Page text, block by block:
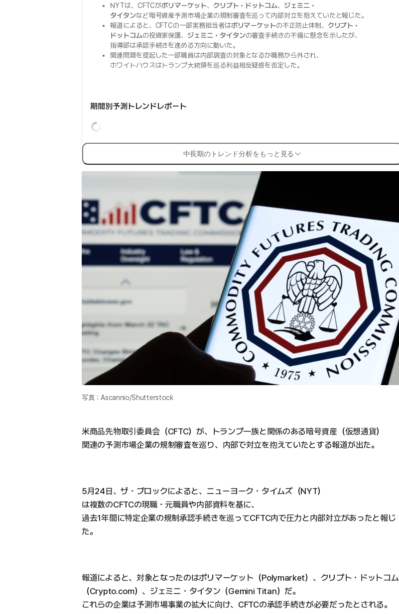
NYTは、CFTCがポリマーケット、 クリプト・ドットコム、 ジェミニ・
タイタンなど暗号資産予測市場企業の規制審査を巡って内部対立を抱えていたと報じた。
報道によると、CFTCの一部実務担当者はポリマーケットの不正防止体制、 クリプト・
ドットコムの投資家保護、 ジェミニ・タイタンの審査手続きの不備に懸念を示したが、
指導部は承認手続きを進める方向に動いた。
関連問題を提起した一部職員は内部調査の対象となるか職務から外され、
ホワイトハウスはトランプ大統領を巡る利益相反疑惑を否定した。
期間別予測トレンドレポート
中長期のトレンド分析をもっと見る
写真：Ascannio/Shutterstock
米商品先物取引委員会（CFTC）が、トランプ一族と関係のある暗号資産（仮想通貨）
関連の予測市場企業の規制審査を巡り、内部で対立を抱えていたとする報道が出た。
5月24日、ザ・ブロックによると、ニューヨーク・タイムズ（NYT）
は複数のCFTCの現職・元職員や内部資料を基に、
過去1年間に特定企業の規制承認手続きを巡ってCFTC内で圧力と内部対立があったと報じ
た。
報道によると、対象となったのはポリマーケット（Polymarket）、クリプト・ドットコム
（Crypto.com）、ジェミニ・タイタン（Gemini Titan）だ。
これらの企業は予測市場事業の拡大に向け、CFTCの承認手続きが必要だったとされる。